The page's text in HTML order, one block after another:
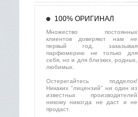
100% ОРИГИНАЛ
Множество постоянных
клиентов доверяют нам не
первый год, заказывая
парфюмерию не только для
себя, но и для близких, родных,
любимых.
Остерегайтесь подделок!
Никаких "лицензий" ни один из
известных производителей
никому никогда не даст и не
продаст.